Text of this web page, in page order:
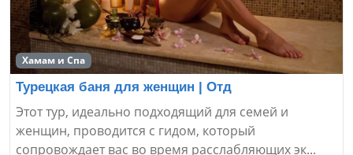
Хамам и Спа
Турецкая баня для женщин | Отд
Этот тур, идеально подходящий для семей и
женщин, проводится с гидом, который
сопровождает вас во время расслабляющих эк...